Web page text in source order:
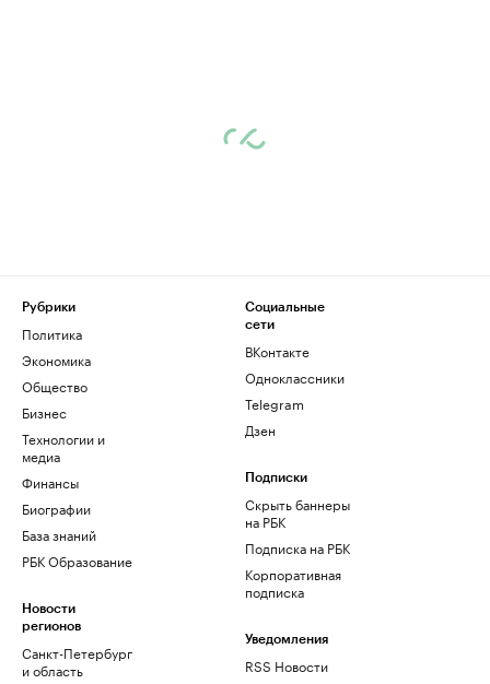
Рубрики
Политика
Экономика
Общество
Бизнес
Технологии и
медиа
Финансы
Биографии
База знаний
РБК Образование
Новости
регионов
Санкт-Петербург
и область
Социальные
сети
ВКонтакте
Одноклассники
Telegram
Дзен
Подписки
Скрыть баннеры
на РБК
Подписка на РБК
Корпоративная
подписка
Уведомления
RSS Новости